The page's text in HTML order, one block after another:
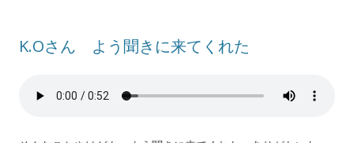
K.Oさん よう聞きに来てくれた